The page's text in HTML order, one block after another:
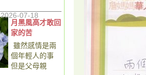
2026-07-18
月黑風高才敢回
家的苦
雖然感情是兩
個年輕人的事
但是父母親